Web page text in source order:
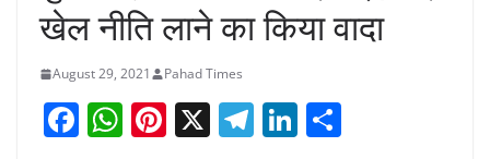
खेल नीति लाने का किया वादा
August 29, 2021 Pahad Times
F W Pi X T Li